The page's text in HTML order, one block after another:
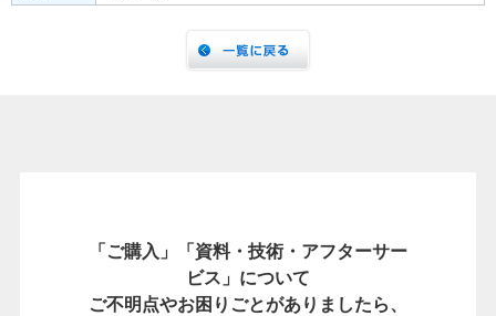
「ご購入」「資料・技術・アフターサー
ビス」について
ご不明点やお困りごとがありましたら、